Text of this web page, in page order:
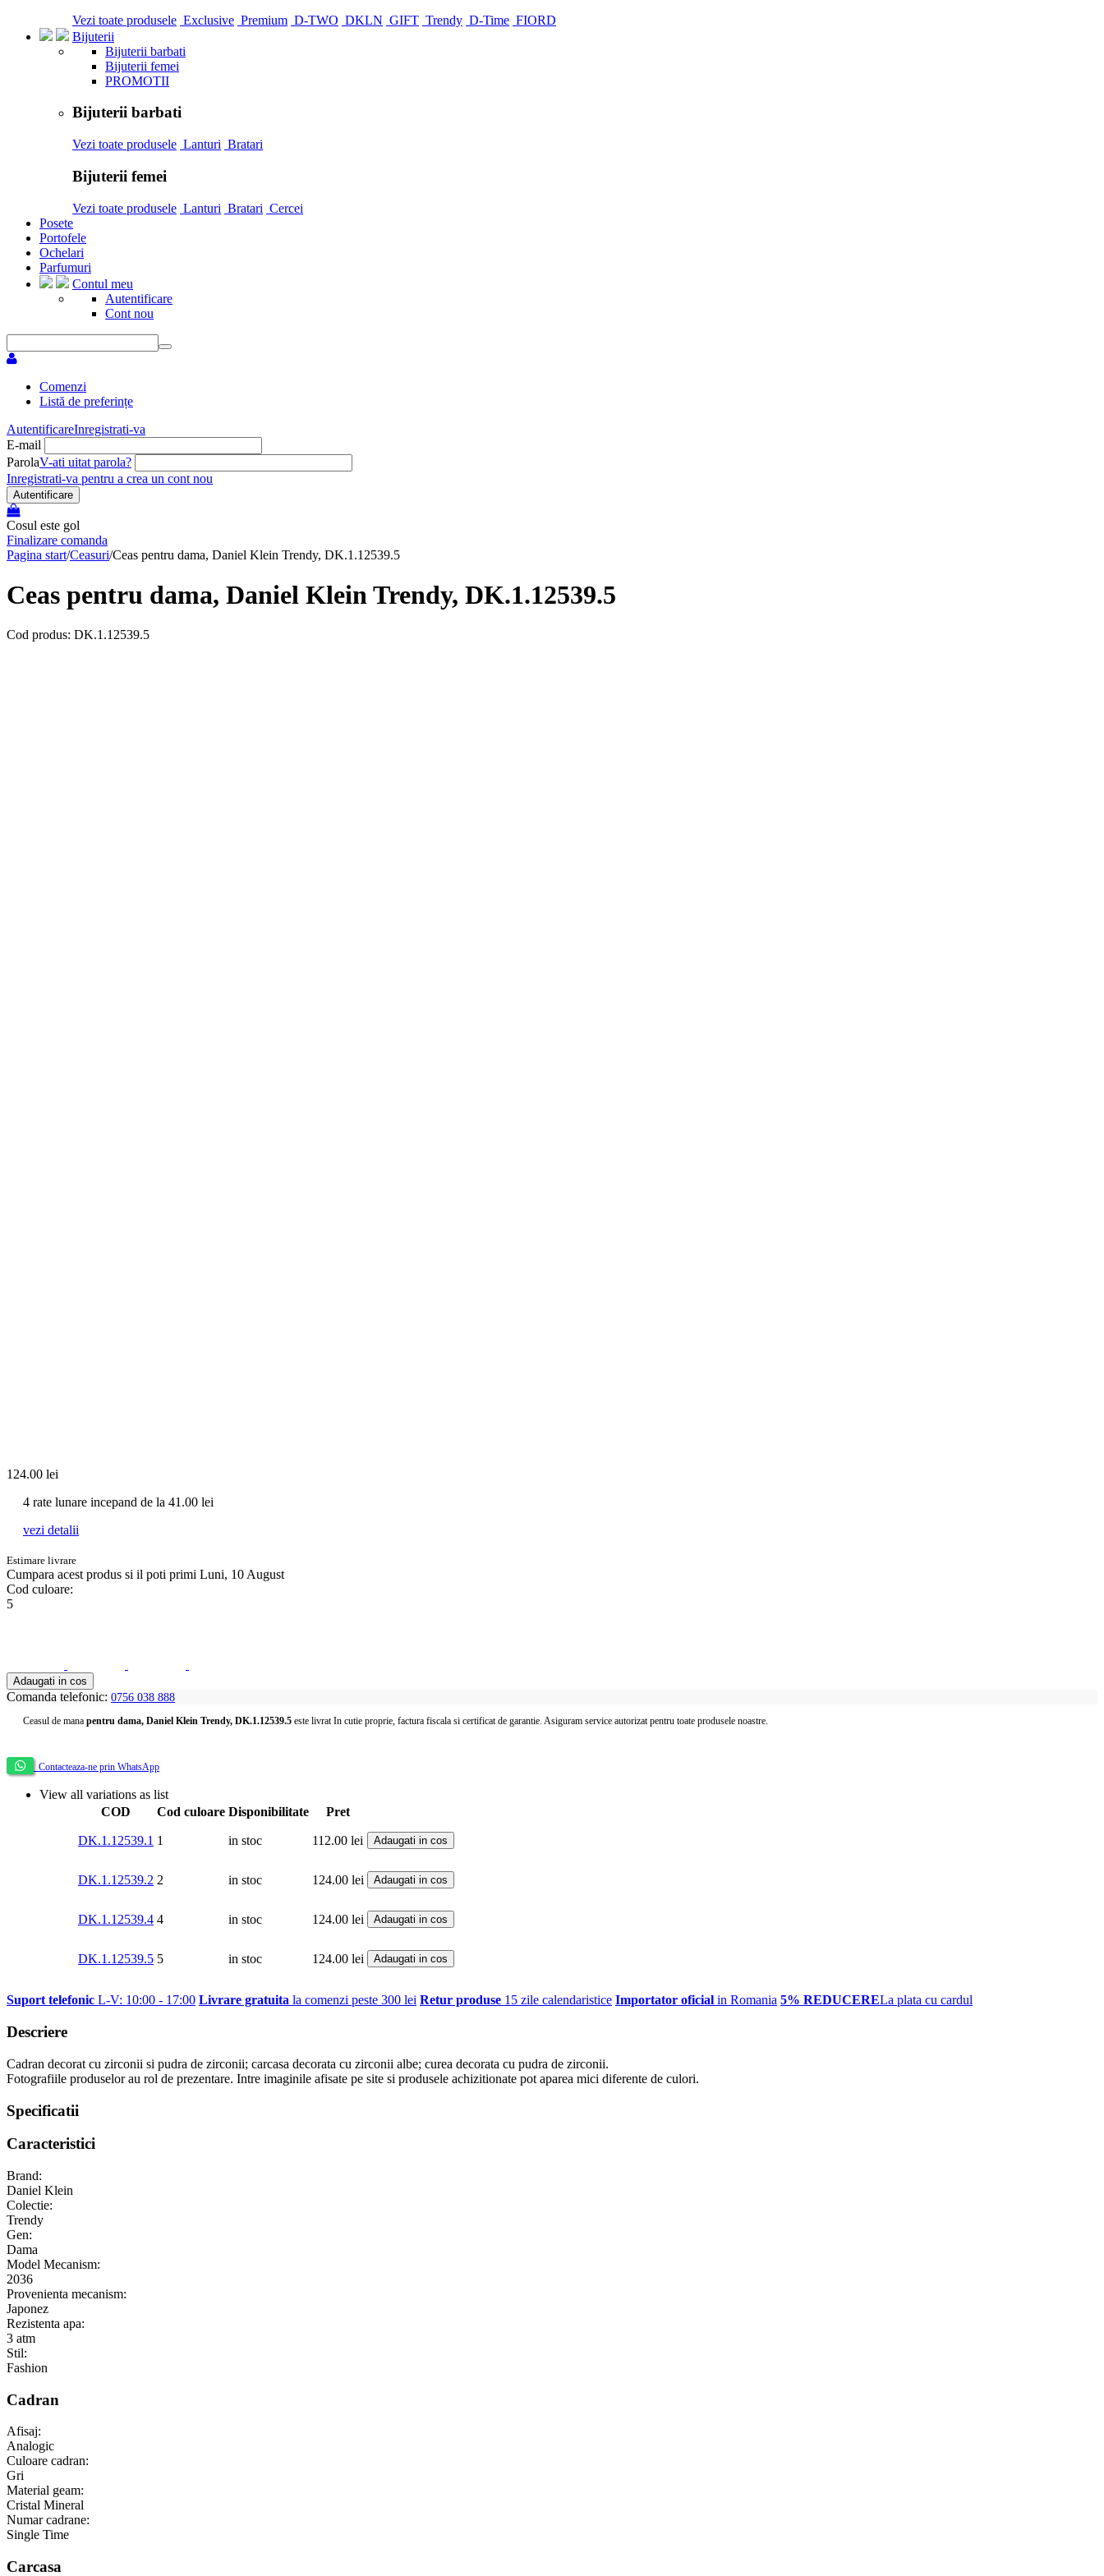
Vezi toate produsele Exclusive Premium D-TWO DKLN GIFT Trendy D-Time FIORD
Bijuterii
Bijuterii barbati
Bijuterii femei
PROMOTII
Bijuterii barbati
Vezi toate produsele Lanturi Bratari
Bijuterii femei
Vezi toate produsele Lanturi Bratari Cercei
Posete
Portofele
Ochelari
Parfumuri
Contul meu
Autentificare
Cont nou
Comenzi
Listă de preferințe
AutentificareInregistrati-va
E-mail
ParolaV-ati uitat parola?
Inregistrati-va pentru a crea un cont nou
Autentificare
Cosul este gol
Finalizare comanda
Pagina start/Ceasuri/Ceas pentru dama, Daniel Klein Trendy, DK.1.12539.5
Ceas pentru dama, Daniel Klein Trendy, DK.1.12539.5
Cod produs: DK.1.12539.5
124.00 lei
4 rate lunare incepand de la 41.00 lei
vezi detalii
Estimare livrare
Cumpara acest produs si il poti primi Luni, 10 August
Cod culoare:
5
Adaugati in cos
Comanda telefonic: 0756 038 888
Ceasul de mana pentru dama, Daniel Klein Trendy, DK.1.12539.5 este livrat In cutie proprie, factura fiscala si certificat de garantie. Asiguram service autorizat pentru toate produsele noastre.
Contacteaza-ne prin WhatsApp
View all variations as list
COD
Cod culoare Disponibilitate Pret
DK.1.12539.1 1 in stoc 112.00 lei Adaugati in cos
DK.1.12539.2 2 in stoc 124.00 lei Adaugati in cos
DK.1.12539.4 4 in stoc 124.00 lei Adaugati in cos
DK.1.12539.5 5 in stoc 124.00 lei Adaugati in cos
Suport telefonic L-V: 10:00 - 17:00 Livrare gratuita la comenzi peste 300 lei Retur produse 15 zile calendaristice Importator oficial in Romania 5% REDUCERELa plata cu cardul
Descriere
Cadran decorat cu zirconii si pudra de zirconii; carcasa decorata cu zirconii albe; curea decorata cu pudra de zirconii.
Fotografiile produselor au rol de prezentare. Intre imaginile afisate pe site si produsele achizitionate pot aparea mici diferente de culori.
Specificatii
Caracteristici
Brand:
Daniel Klein
Colectie:
Trendy
Gen:
Dama
Model Mecanism:
2036
Provenienta mecanism:
Japonez
Rezistenta apa:
3 atm
Stil:
Fashion
Cadran
Afisaj:
Analogic
Culoare cadran:
Gri
Material geam:
Cristal Mineral
Numar cadrane:
Single Time
Carcasa